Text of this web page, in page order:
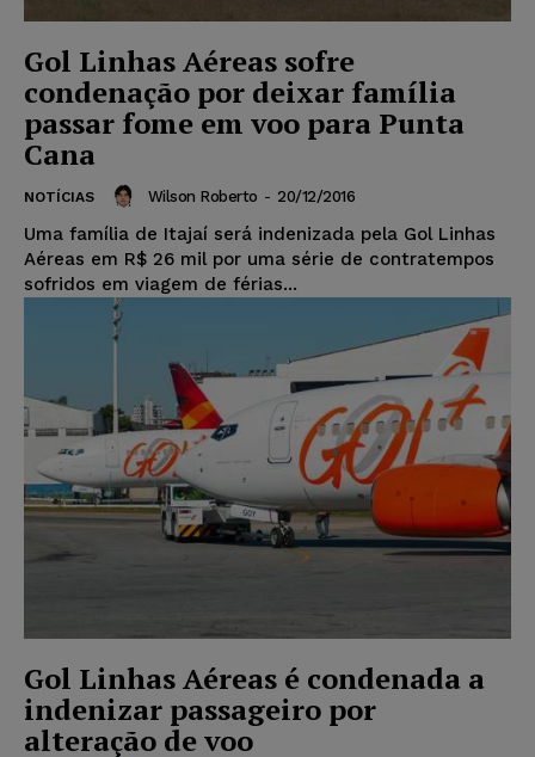
Gol Linhas Aéreas sofre
condenação por deixar família
passar fome em voo para Punta
Cana
NOTÍCIAS Wilson Roberto - 20/12/2016
Uma família de Itajaí será indenizada pela Gol Linhas
Aéreas em R$ 26 mil por uma série de contratempos
sofridos em viagem de férias...
Gol Linhas Aéreas é condenada a
indenizar passageiro por
alteração de voo